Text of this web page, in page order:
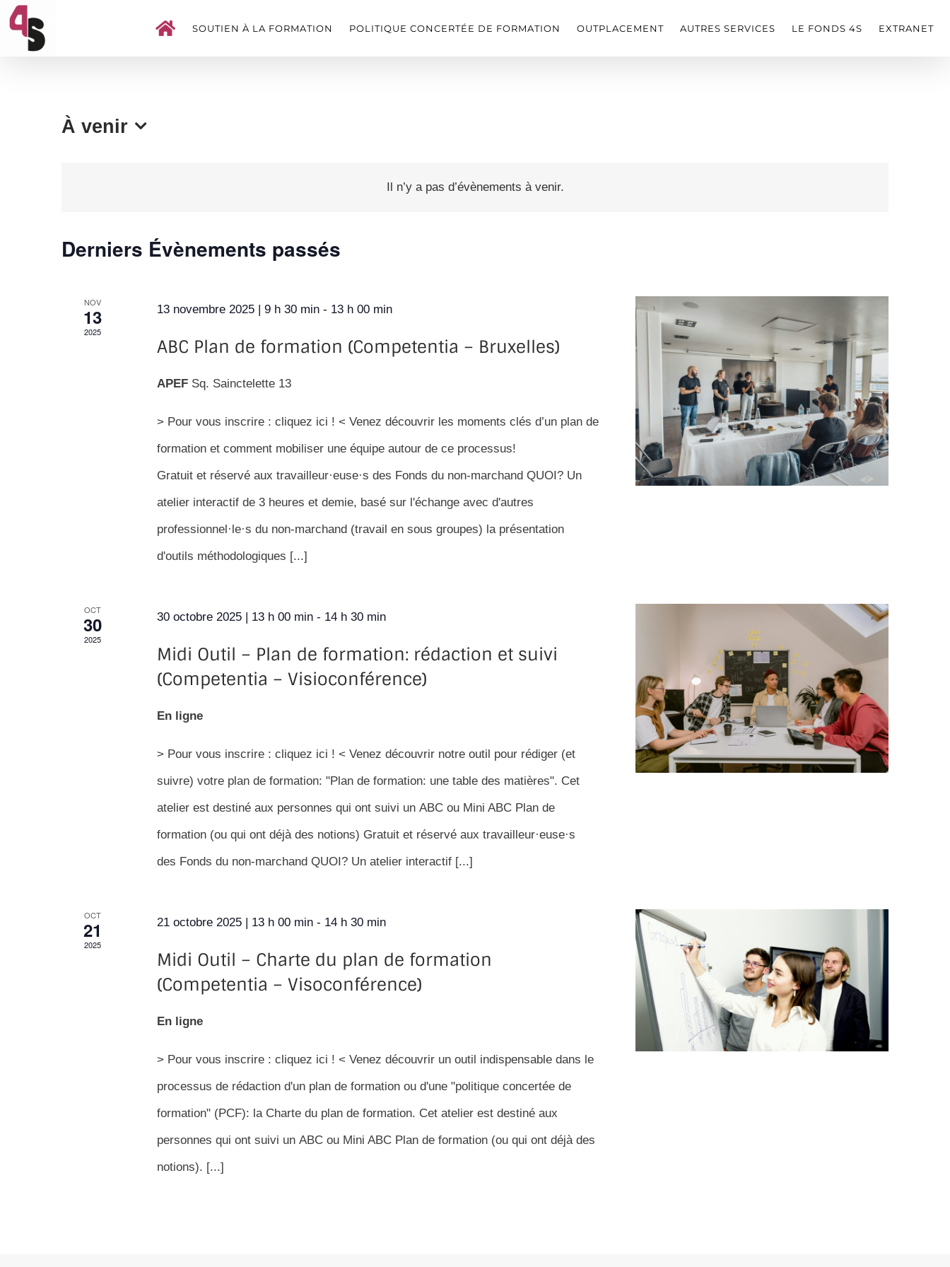
Passer
SOUTIEN À LA FORMATION POLITIQUE CONCERTÉE DE FORMATION OUTPLACEMENT AUTRES SERVICES LE FONDS 4S EXTRANET
Il n’y a pas d’évènements à venir.
À venir
Derniers Évènements passés
NOV
13
2025
13 novembre 2025 | 9 h 30 min - 13 h 00 min
ABC Plan de formation (Competentia – Bruxelles)
APEF Sq. Sainctelette 13
> Pour vous inscrire : cliquez ici ! < Venez découvrir les moments clés d’un plan de
formation et comment mobiliser une équipe autour de ce processus!
Gratuit et réservé aux travailleur·euse·s des Fonds du non-marchand QUOI? Un
atelier interactif de 3 heures et demie, basé sur l'échange avec d'autres
professionnel·le·s du non-marchand (travail en sous groupes) la présentation
d'outils méthodologiques [...]
OCT
30
2025
30 octobre 2025 | 13 h 00 min - 14 h 30 min
Midi Outil – Plan de formation: rédaction et suivi
(Competentia – Visioconférence)
En ligne
> Pour vous inscrire : cliquez ici ! < Venez découvrir notre outil pour rédiger (et
suivre) votre plan de formation: "Plan de formation: une table des matières". Cet
atelier est destiné aux personnes qui ont suivi un ABC ou Mini ABC Plan de
formation (ou qui ont déjà des notions) Gratuit et réservé aux travailleur·euse·s
des Fonds du non-marchand QUOI? Un atelier interactif [...]
OCT
21
2025
21 octobre 2025 | 13 h 00 min - 14 h 30 min
Midi Outil – Charte du plan de formation
(Competentia – Visoconférence)
En ligne
> Pour vous inscrire : cliquez ici ! < Venez découvrir un outil indispensable dans le
processus de rédaction d'un plan de formation ou d'une "politique concertée de
formation" (PCF): la Charte du plan de formation. Cet atelier est destiné aux
personnes qui ont suivi un ABC ou Mini ABC Plan de formation (ou qui ont déjà des
notions). [...]